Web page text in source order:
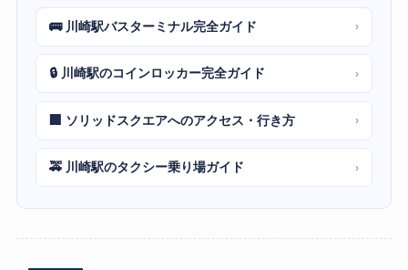
🚌 川崎駅バスターミナル完全ガイド ›
🔒 川崎駅のコインロッカー完全ガイド ›
🏢 ソリッドスクエアへのアクセス・行き方 ›
🚕 川崎駅のタクシー乗り場ガイド ›